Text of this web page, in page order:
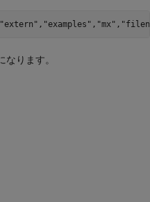
"extern" , "examples" , "mx" ,
なります。